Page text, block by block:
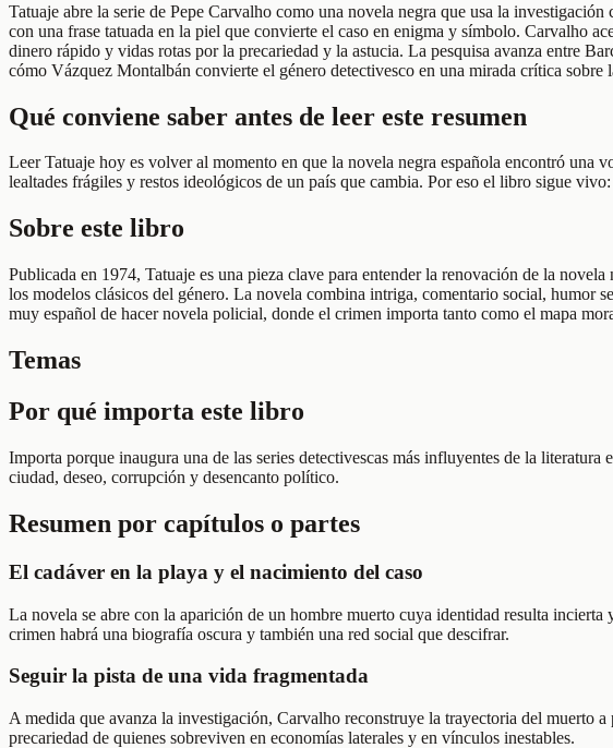
Tatuaje abre la serie de Pepe Carvalho como una novela negra que usa la
con una frase tatuada en la piel que convierte el caso en enigma y símbolo. Carvalho
dinero rápido y vidas rotas por la precariedad y la astucia. La pesquisa avanza entre
cómo Vázquez Montalbán convierte el género detectivesco en una mirada crítica
Qué conviene saber antes de leer este resumen
Leer Tatuaje hoy es volver al momento en que la novela negra española encontró una
lealtades frágiles y restos ideológicos de un país que cambia. Por eso el libro sigue
Sobre este libro
Publicada en 1974, Tatuaje es una pieza clave para entender la renovación de la
los modelos clásicos del género. La novela combina intriga, comentario social, humor
muy español de hacer novela policial, donde el crimen importa tanto como el mapa
Temas
Por qué importa este libro
Importa porque inaugura una de las series detectivescas más influyentes de la
ciudad, deseo, corrupción y desencanto político.
Resumen por capítulos o partes
El cadáver en la playa y el nacimiento del caso
La novela se abre con la aparición de un hombre muerto cuya identidad resulta
crimen habrá una biografía oscura y también una red social que descifrar.
Seguir la pista de una vida fragmentada
A medida que avanza la investigación, Carvalho reconstruye la trayectoria del muerto
precariedad de quienes sobreviven en economías laterales y en vínculos inestables.